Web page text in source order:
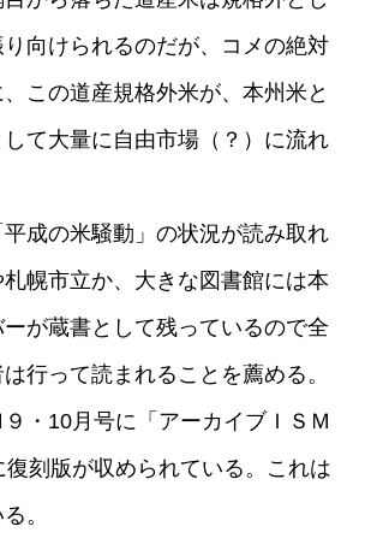
向けられるのだが、コメの絶対
この道産規格外米が、本州米と
て大量に自由市場（？）に流れ
成の米騒動」の状況が読み取れ
幌市立か、大きな図書館には本
が蔵書として残っているので全
行って読まれることを薦める。
・10月号に「アーカイブＩＳＭ
刻版が収められている。これは
。